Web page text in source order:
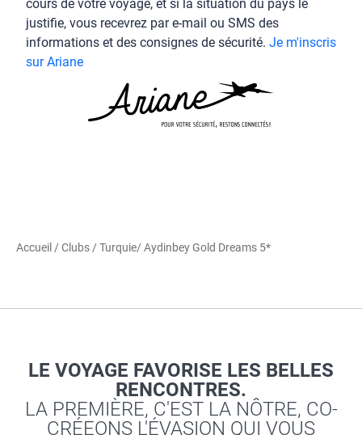
cours de votre voyage, et si la situation du pays le
justifie, vous recevrez par e-mail ou SMS des
informations et des consignes de sécurité. Je m'inscris
sur Ariane
Accueil /Clubs /Turquie/ Aydinbey Gold Dreams 5*
LE VOYAGE FAVORISE LES BELLES
RENCONTRES.
LA PREMIÈRE, C'EST LA NÔTRE, CO-
CRÉEONS L'ÉVASION QUI VOUS